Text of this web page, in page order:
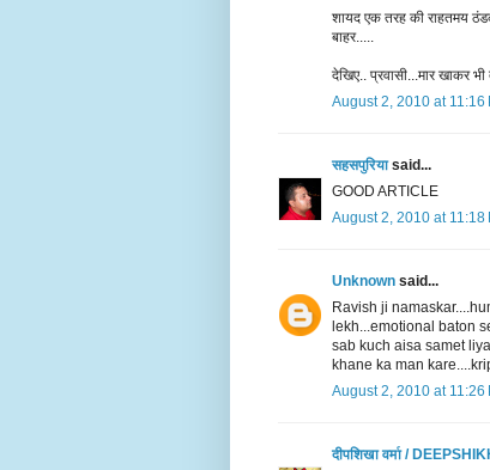
शायद एक तरह की राहतमय
बाहर.....
देखिए.. प्रवासी...मार खाकर
August 2, 2010 at 11:16
सहसपुरियाsaid...
GOOD ARTICLE
August 2, 2010 at 11:18
Unknown said...
Ravish ji
lekh...emotional baton
sab kuch aisa samet
khane ka man
August 2, 2010 at 11:26
दीपशिखा वर्मा /